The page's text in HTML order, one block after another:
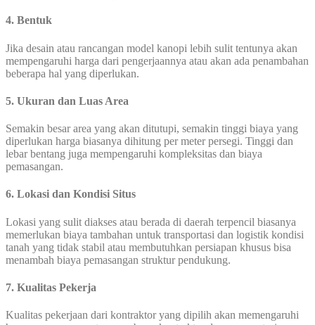
4. Bentuk
Jika desain atau rancangan model kanopi lebih sulit tentunya akan
mempengaruhi harga dari pengerjaannya atau akan ada penambahan
beberapa hal yang diperlukan.
5. Ukuran dan Luas Area
Semakin besar area yang akan ditutupi, semakin tinggi biaya yang
diperlukan harga biasanya dihitung per meter persegi. Tinggi dan
lebar bentang juga mempengaruhi kompleksitas dan biaya
pemasangan.
6. Lokasi dan Kondisi Situs
Lokasi yang sulit diakses atau berada di daerah terpencil biasanya
memerlukan biaya tambahan untuk transportasi dan logistik kondisi
tanah yang tidak stabil atau membutuhkan persiapan khusus bisa
menambah biaya pemasangan struktur pendukung.
7. Kualitas Pekerja
Kualitas pekerjaan dari kontraktor yang dipilih akan memengaruhi